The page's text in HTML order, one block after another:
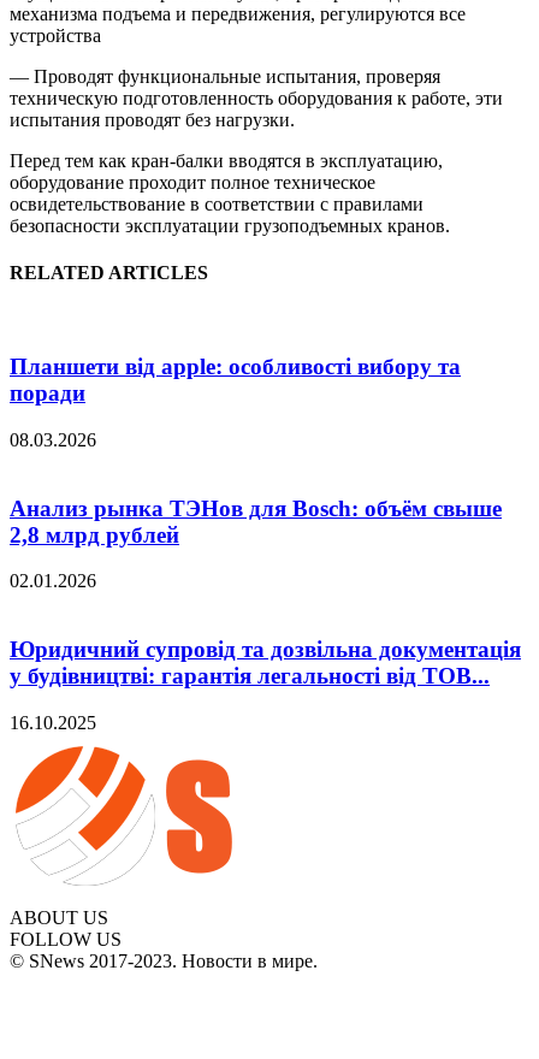
механизма подъема и передвижения, регулируются все
устройства
— Проводят функциональные испытания, проверяя
техническую подготовленность оборудования к работе, эти
испытания проводят без нагрузки.
Перед тем как кран-балки вводятся в эксплуатацию,
оборудование проходит полное техническое
освидетельствование в соответствии с правилами
безопасности эксплуатации грузоподъемных кранов.
RELATED ARTICLES
Планшети від apple: особливості вибору та
поради
08.03.2026
Анализ рынка ТЭНов для Bosch: объём свыше
2,8 млрд рублей
02.01.2026
Юридичний супровід та дозвільна документація
у будівництві: гарантія легальності від ТОВ...
16.10.2025
ABOUT US
FOLLOW US
© SNews 2017-2023. Новости в мире.